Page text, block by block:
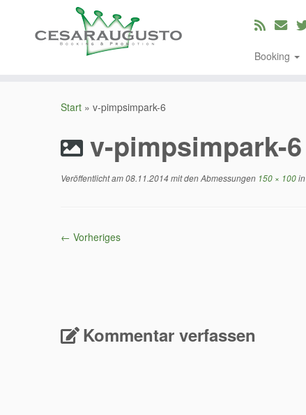
Booking
Start » v-pimpsimpark-6
v-pimpsimpark-6
Veröffentlicht am08.11.2014mit den Abmessungen 150 × 100in
← Vorheriges
Kommentar verfassen